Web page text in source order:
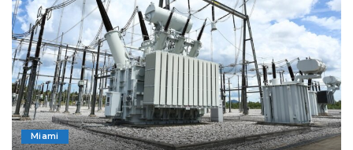
Miami